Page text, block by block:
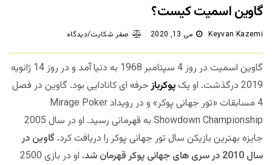
گاوین اسمیت کیست؟
Keyvan Kazemi می 13, 2020 صفر شکایت/دیدگاه
گاوین اسمیت در روز 4 سپتامبر 1968 به دنیا آمد و در روز 14 ژانویه
2019 درگذشت. او یک
پوکربازحرفه ای کانادایی بود. گاوین در فصل
4 مسابقات «تور جهانی پوکر» و در رویداد Mirage Poker
Showdown Championship به قهرمانی رسید. او در سال 2005
جایزه بهترین بازیکن سال تور جهانی پوکر را دریافت کرد. گاوین در
سال 2010 در سری های جهانی پوکر قهرمان شد.
او در بازی 2500